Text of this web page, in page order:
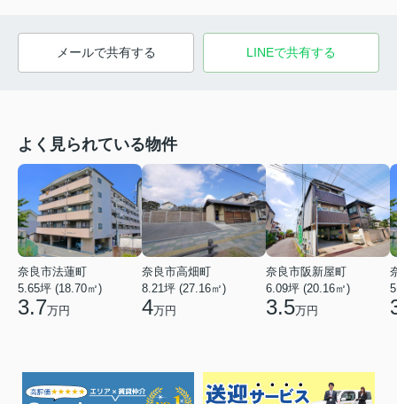
メールで共有する LINEで共有する
よく見られている物件
奈良市法蓮町
5.65坪 (18.70㎡)
3.7万円
奈良市高畑町
8.21坪 (27.16㎡)
4万円
奈良市阪新屋町
6.09坪 (20.16㎡)
3.5万円